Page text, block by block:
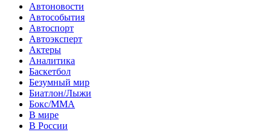
Автоновости
Автособытия
Автоспорт
Автоэксперт
Актеры
Аналитика
Баскетбол
Безумный мир
Биатлон/Лыжи
Бокс/MMA
В мире
В России